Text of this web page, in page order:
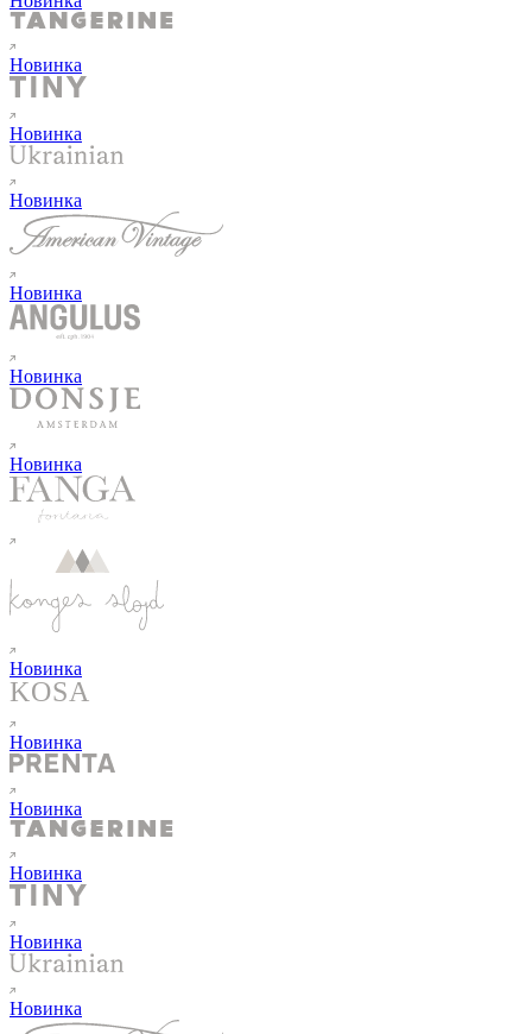
Новинка
Новинка
Новинка
Новинка
Новинка
Новинка
Новинка
Новинка
Новинка
Новинка
Новинка
Новинка